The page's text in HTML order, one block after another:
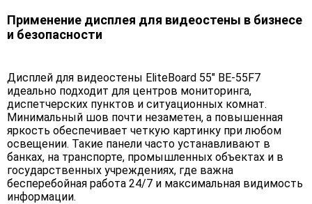
Применение дисплея для видеостены в бизнесе
и безопасности
Дисплей для видеостены EliteBoard 55" BE-55F7
идеально подходит для центров мониторинга,
диспетчерских пунктов и ситуационных комнат.
Минимальный шов почти незаметен, а повышенная
яркость обеспечивает четкую картинку при любом
освещении. Такие панели часто устанавливают в
банках, на транспорте, промышленных объектах и в
государственных учреждениях, где важна
бесперебойная работа 24/7 и максимальная видимость
информации.